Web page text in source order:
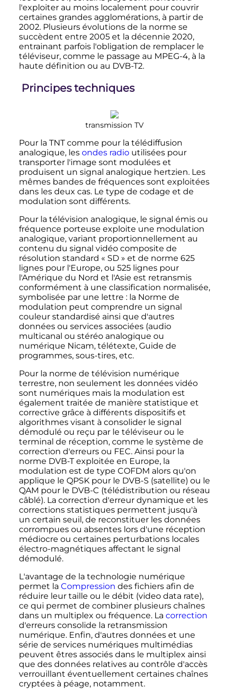
l'exploiter au moins localement pour couvrir
certaines grandes agglomérations, à partir de
2002. Plusieurs évolutions de la norme se
succèdent entre 2005 et la décennie 2020,
entrainant parfois l'obligation de remplacer le
téléviseur, comme le passage au MPEG-4, à la
haute définition ou au DVB-T2.
Principes techniques
transmission TV
Pour la TNT comme pour la télédiffusion
analogique, les ondes radioutilisées pour
transporter l'image sont modulées et
produisent un signal analogique hertzien. Les
mêmes bandes de fréquences sont exploitées
dans les deux cas. Le type de codage et de
modulation sont différents.
Pour la télévision analogique, le signal émis ou
fréquence porteuse exploite une modulation
analogique, variant proportionnellement au
contenu du signal vidéo composite de
résolution standard « SD » et de norme 625
lignes pour l'Europe, ou 525 lignes pour
l'Amérique du Nord et l'Asie est retransmis
conformément à une classification normalisée,
symbolisée par une lettre : la Norme de
modulation peut comprendre un signal
couleur standardisé ainsi que d'autres
données ou services associées (audio
multicanal ou stéréo analogique ou
numérique Nicam, télétexte, Guide de
programmes, sous-tires, etc.
Pour la norme de télévision numérique
terrestre, non seulement les données vidéo
sont numériques mais la modulation est
également traitée de manière statistique et
corrective grâce à différents dispositifs et
algorithmes visant à consolider le signal
démodulé ou reçu par le téléviseur ou le
terminal de réception, comme le système de
correction d'erreurs ou FEC. Ainsi pour la
norme DVB-T exploitée en Europe, la
modulation est de type COFDM alors qu'on
applique le QPSK pour le DVB-S (satellite) ou le
QAM pour le DVB-C (télédistribution ou réseau
câblé). La correction d'erreur dynamique et les
corrections statistiques permettent jusqu'à
un certain seuil, de reconstituer les données
corrompues ou absentes lors d'une réception
médiocre ou certaines perturbations locales
électro-magnétiques affectant le signal
démodulé.
L'avantage de la technologie numérique
permet la Compression des fichiers afin de
réduire leur taille ou le débit (video data rate),
ce qui permet de combiner plusieurs chaînes
dans un multiplex ou fréquence. La correction
d'erreurs consolide la retransmission
numérique. Enfin, d'autres données et une
série de services numériques multimédias
peuvent êtres associés dans le multiplex ainsi
que des données relatives au contrôle d'accès
verrouillant éventuellement certaines chaînes
cryptées à péage, notamment.